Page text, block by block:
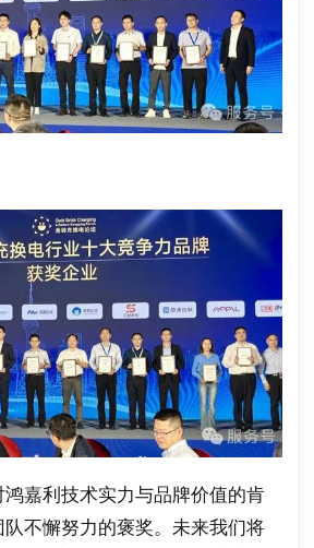
嘉利技术实力与品牌价值的肯
不懈努力的褒奖。未来我们将